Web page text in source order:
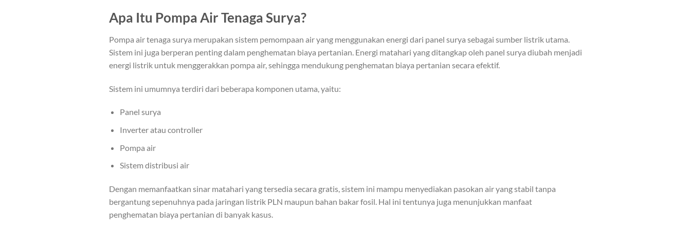
Apa Itu Pompa Air Tenaga Surya?
Pompa air tenaga surya merupakan sistem pemompaan air yang menggunakan energi dari panel surya sebagai sumber listrik utama.
Sistem ini juga berperan penting dalam penghematan biaya pertanian. Energi matahari yang ditangkap oleh panel surya diubah menjadi
energi listrik untuk menggerakkan pompa air, sehingga mendukung penghematan biaya pertanian secara efektif.
Sistem ini umumnya terdiri dari beberapa komponen utama, yaitu:
Panel surya
Inverter atau controller
Pompa air
Sistem distribusi air
Dengan memanfaatkan sinar matahari yang tersedia secara gratis, sistem ini mampu menyediakan pasokan air yang stabil tanpa
bergantung sepenuhnya pada jaringan listrik PLN maupun bahan bakar fosil. Hal ini tentunya juga menunjukkan manfaat
penghematan biaya pertanian di banyak kasus.